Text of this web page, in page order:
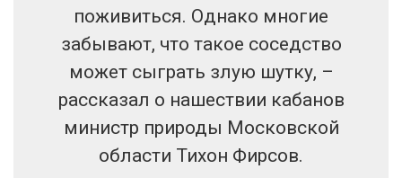
поживиться. Однако многие
забывают, что такое соседство
может сыграть злую шутку, –
рассказал о нашествии кабанов
министр природы Московской
области Тихон Фирсов.